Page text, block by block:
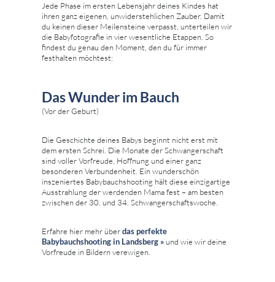
Jede Phase im ersten Lebensjahr deines Kindes hat
ihren ganz eigenen, unwiderstehlichen Zauber. Damit
du keinen dieser Meilensteine verpasst, unterteilen wir
die Babyfotografie in vier wesentliche Etappen. So
findest du genau den Moment, den du für immer
festhalten möchtest:
Das Wunder im Bauch
(Vor der Geburt)
Die Geschichte deines Babys beginnt nicht erst mit
dem ersten Schrei. Die Monate der Schwangerschaft
sind voller Vorfreude, Hoffnung und einer ganz
besonderen Verbundenheit. Ein wunderschön
inszeniertes Babybauchshooting hält diese einzigartige
Ausstrahlung der werdenden Mama fest – am besten
zwischen der 30. und 34. Schwangerschaftswoche.
Erfahre hier mehr überdas perfekte
Babybauchshooting in Landsberg »und wie wir deine
Vorfreude in Bildern verewigen.